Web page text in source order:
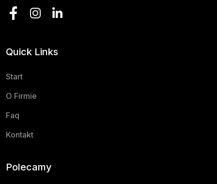
Quick Links
Start
O Firmie
Faq
Kontakt
Polecamy